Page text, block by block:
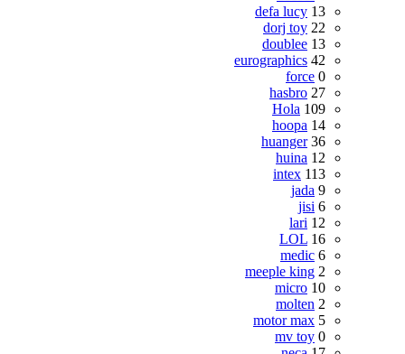
defa lucy 13
dorj toy 22
doublee 13
eurographics 42
force 0
hasbro 27
Hola 109
hoopa 14
huanger 36
huina 12
intex 113
jada 9
jisi 6
lari 12
LOL 16
medic 6
meeple king 2
micro 10
molten 2
motor max 5
mv toy 0